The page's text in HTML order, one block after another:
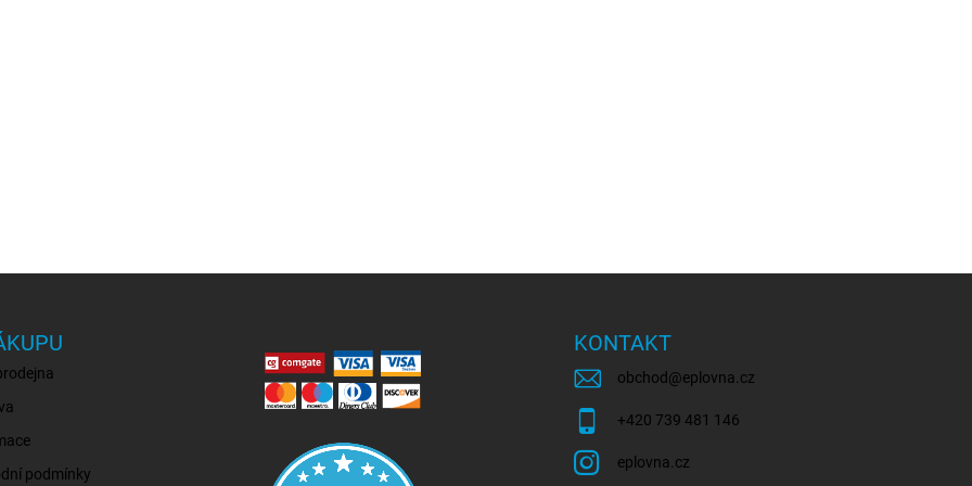
podmínky
KONTAKT
obchod @eplovna.cz
+420 739 481 146
eplovna.cz